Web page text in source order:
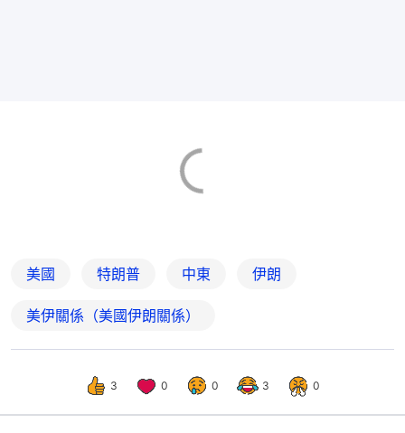
美國 特朗普 中東 伊朗
美伊關係（美國伊朗關係）
3 0 0 3 0